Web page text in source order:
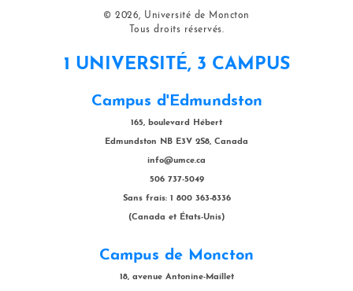
© 2026, Université de Moncton
Tous droits réservés.
1 UNIVERSITÉ, 3 CAMPUS
Campus d'Edmundston
165, boulevard Hébert
Edmundston NB E3V 2S8, Canada
info@umce.ca
506 737-5049
Sans frais: 1 800 363-8336
(Canada et États-Unis)
Campus de Moncton
18, avenue Antonine-Maillet